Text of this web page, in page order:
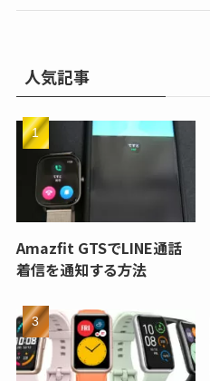
人気記事
Amazfit GTSでLINE通話
着信を通知する方法